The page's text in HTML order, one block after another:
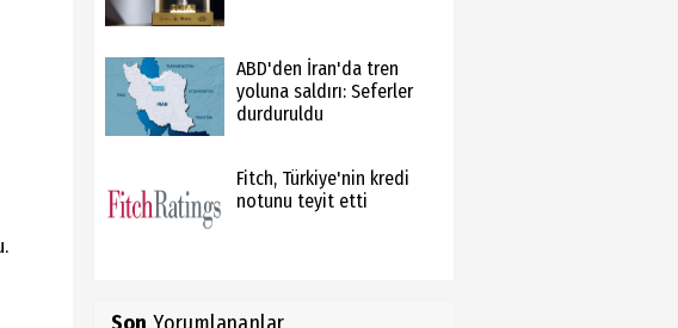
ABD'den İran'da tren
yoluna saldırı: Seferler
durduruldu
Fitch, Türkiye'nin kredi
notunu teyit etti